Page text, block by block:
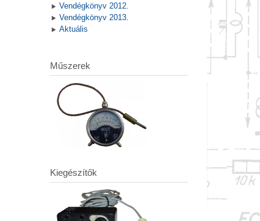
Vendégkönyv 2012.
Vendégkönyv 2013.
Aktuális
Műszerek
Kiegészítők